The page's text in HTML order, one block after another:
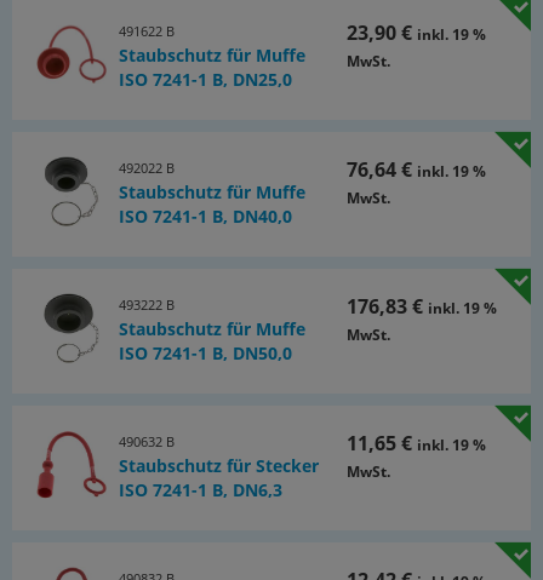
491622 B
Staubschutz für Muffe
ISO 7241-1 B, DN25,0
23,90 € inkl. 19 %
MwSt.
492022 B
Staubschutz für Muffe
ISO 7241-1 B, DN40,0
76,64 € inkl. 19 %
MwSt.
493222 B
Staubschutz für Muffe
ISO 7241-1 B, DN50,0
176,83 € inkl. 19 %
MwSt.
490632 B
Staubschutz für Stecker
ISO 7241-1 B, DN6,3
11,65 € inkl. 19 %
MwSt.